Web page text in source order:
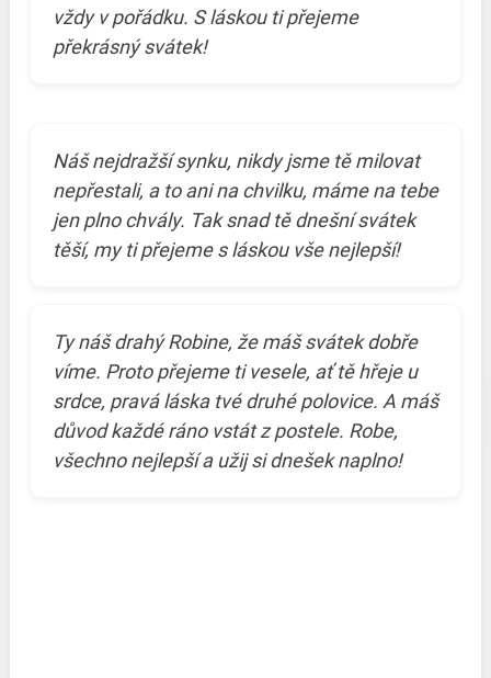
vždy v pořádku. S láskou ti přejeme
překrásný svátek!
Náš nejdražší synku, nikdy jsme tě milovat
nepřestali, a to ani na chvilku, máme na tebe
jen plno chvály. Tak snad tě dnešní svátek
těší, my ti přejeme s láskou vše nejlepší!
Ty náš drahý Robine, že máš svátek dobře
víme. Proto přejeme ti vesele, ať tě hřeje u
srdce, pravá láska tvé druhé polovice. A máš
důvod každé ráno vstát z postele. Robe,
všechno nejlepší a užij si dnešek naplno!